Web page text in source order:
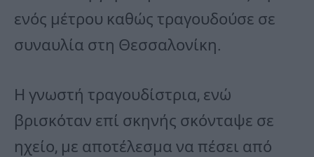
ενός μέτρου καθώς τραγουδούσε σε
συναυλία στη Θεσσαλονίκη.
Η γνωστή τραγουδίστρια, ενώ
βρισκόταν επί σκηνής σκόνταψε σε
ηχείο, με αποτέλεσμα να πέσει από